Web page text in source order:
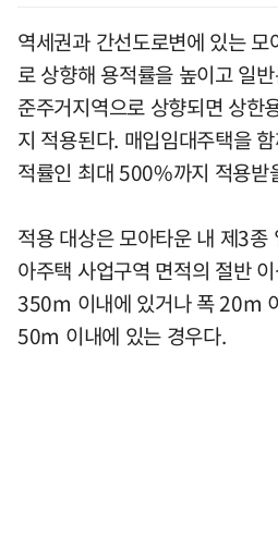
역세권과 간선도로변에 있는
로 상향해 용적률을 높이고 일
준주거지역으로 상향되면 상
지 적용된다. 매입임대주택을
적률인 최대 500%까지 적용받
적용 대상은 모아타운 내 제3종
아주택 사업구역 면적의 절반
350m 이내에 있거나 폭 20m
50m 이내에 있는 경우다.